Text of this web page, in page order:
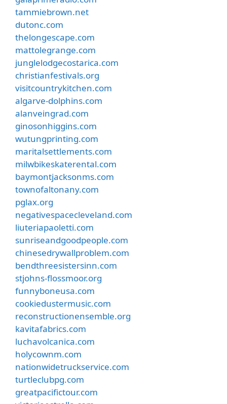
tammiebrown.net
dutonc.com
thelongescape.com
mattolegrange.com
junglelodgecostarica.com
christianfestivals.org
visitcountrykitchen.com
algarve-dolphins.com
alanveingrad.com
ginosonhiggins.com
wutungprinting.com
maritalsettlements.com
milwbikeskaterental.com
baymontjacksonms.com
townofaltonany.com
pglax.org
negativespacecleveland.com
liuteriapaoletti.com
sunriseandgoodpeople.com
chinesedrywallproblem.com
bendthreesistersinn.com
stjohns-flossmoor.org
funnyboneusa.com
cookiedustermusic.com
reconstructionensemble.org
kavitafabrics.com
luchavolcanica.com
holycownm.com
nationwidetruckservice.com
turtleclubpg.com
greatpacifictour.com